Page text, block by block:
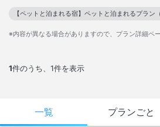
1件のうち、 1件を表示
【ペットと泊まれる宿】ペットと泊まれるプラン
この絞り込み条件を解除
※内容が異なる場合がありますので、プラン詳細ペ
一覧 プランごと